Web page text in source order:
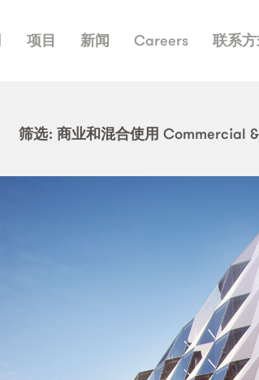
项目 新闻 Careers 联系
筛选: 商业和混合使用 Commercial